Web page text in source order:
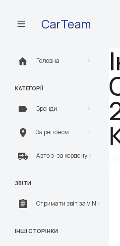
CarTeam
Головна
КАТЕГОРІЇ
Бренди
За регіоном
Авто з-за кордону
ЗВІТИ
Отримати звіт за VIN
ІНШІ СТОРІНКИ